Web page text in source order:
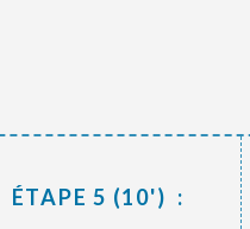
ÉTAPE 5 (10') :